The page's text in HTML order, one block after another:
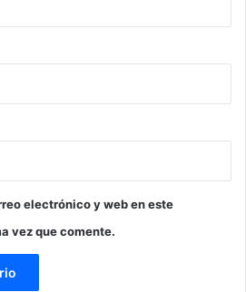
electrónico y web en este
vez que comente.